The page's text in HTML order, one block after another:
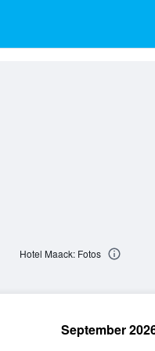
Hotel Maack: Fotos
September